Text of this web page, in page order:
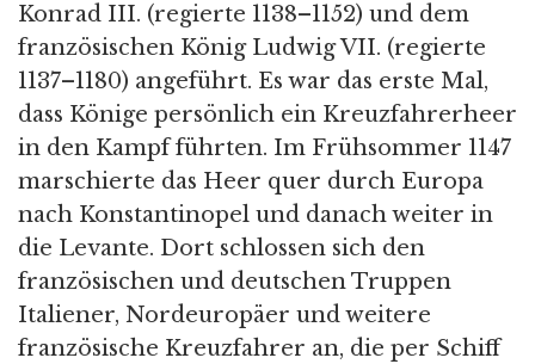
Konrad III. (regierte 1138–1152) und dem
französischen König Ludwig VII. (regierte
1137–1180) angeführt. Es war das erste Mal,
dass Könige persönlich ein Kreuzfahrerheer
in den Kampf führten. Im Frühsommer 1147
marschierte das Heer quer durch Europa
nach Konstantinopel und danach weiter in
die Levante. Dort schlossen sich den
französischen und deutschen Truppen
Italiener, Nordeuropäer und weitere
französische Kreuzfahrer an, die per Schiff